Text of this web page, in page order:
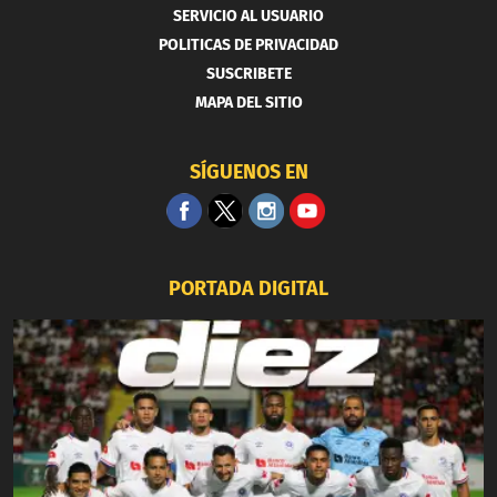
SERVICIO AL USUARIO
POLITICAS DE PRIVACIDAD
SUSCRIBETE
MAPA DEL SITIO
SÍGUENOS EN
PORTADA DIGITAL